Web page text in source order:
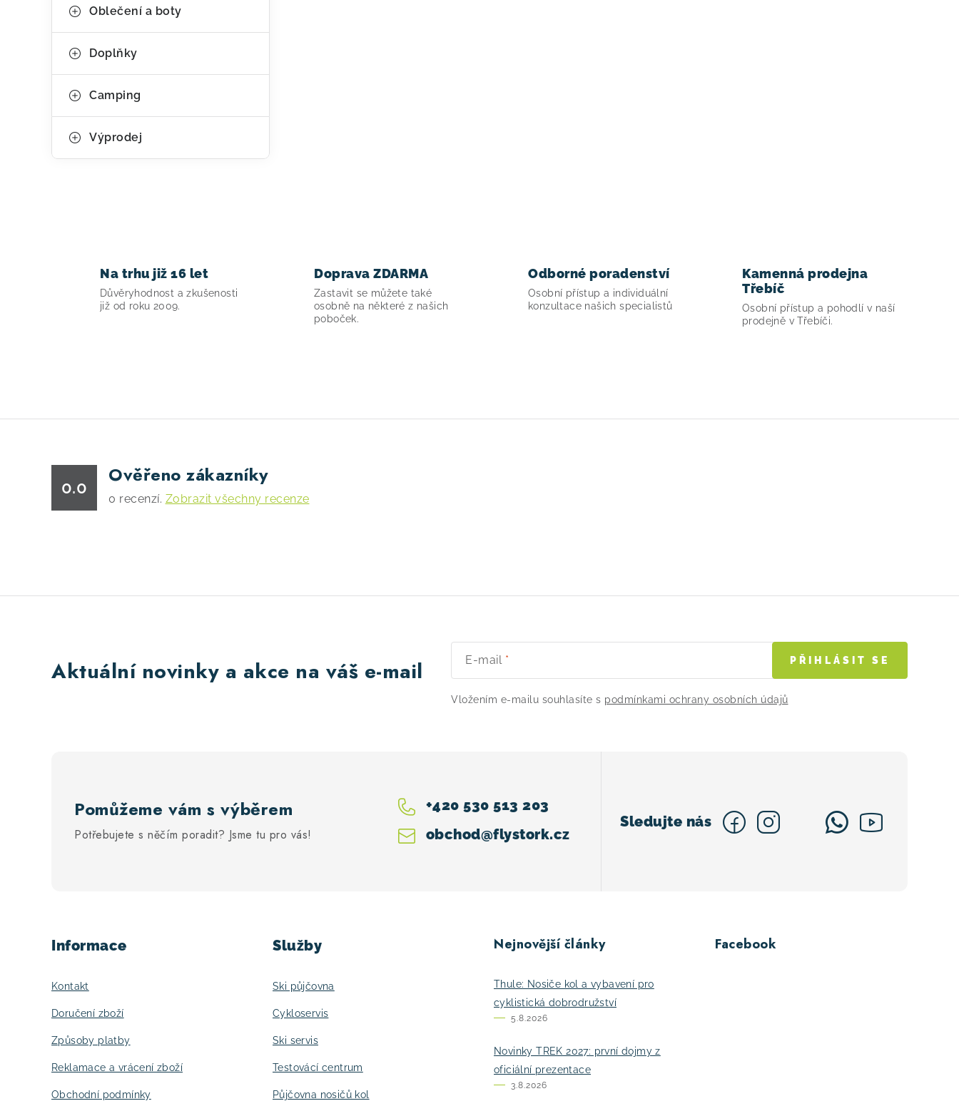
Oblečení a boty
Doplňky
Camping
Výprodej
p
u
Na trhu již 16 let
Důvěryhodnost a zkušenosti
již od roku 2009.
Doprava ZDARMA
Zastavit se můžete také
osobně na některé z našich
poboček.
Odborné poradenství
Osobní přístup a individuální
konzultace našich specialistů
Kamenná prodejna
Třebíč
Osobní přístup a pohodlí v naší
prodejně v Třebíči.
0.0
Ověřeno zákazníky
0 recenzí. Zobrazit všechny recenze
Aktuální novinky a akce na váš e-mail E-mail
Vložením e-mailu souhlasíte s podmínkami ochrany osobních údajů
PŘIHLÁSIT SE
Pomůžeme vám s výběrem
Potřebujete s něčím poradit? Jsme tu pro vás! obchod@flystork.cz
+420 530 513 203
Informace
Kontakt
Doručení zboží
Způsoby platby
Reklamace a vrácení zboží
Obchodní podmínky
Služby
Ski půjčovna
Cykloservis
Ski servis
Testovácí centrum
Půjčovna nosičů kol
Nejnovější články
Thule: Nosiče kol a vybavení pro
cyklistická dobrodružství
5.8.2026
Novinky TREK 2027: první dojmy z
oficiální prezentace
3.8.2026
Facebook